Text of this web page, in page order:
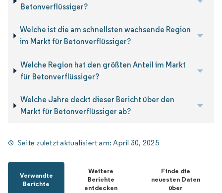
Betonverflüssiger?
Welche ist die am schnellsten wachsende Region
im Markt für Betonverflüssiger?
Welche Region hat den größten Anteil im Markt
für Betonverflüssiger?
Welche Jahre deckt dieser Bericht über den
Markt für Betonverflüssiger ab?
Seite zuletzt aktualisiert am:April 30, 2025
Verwandte
Berichte
Weitere
Berichte
entdecken
Finde die
neuesten Daten
über